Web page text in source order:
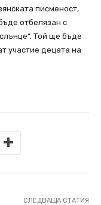
писменост,
отбелязан с
Той ще бъде
участие децата на
СЛЕДВАЩА СТАТИЯ